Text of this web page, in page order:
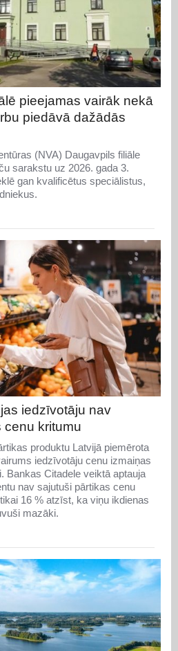
pieejamas vairāk nekā
piedāvā dažādās
(NVA) Daugavpils filiāle
sarakstu uz 2026. gada 3.
gan kvalificētus speciālistus,
iedzīvotāju nav
cenu kritumu
produktu Latvijā piemērota
iedzīvotāju cenu izmaiņas
Bankas Citadele veiktā aptauja
nav sajutuši pārtikas cenu
16 % atzīst, ka viņu ikdienas
mazāki.